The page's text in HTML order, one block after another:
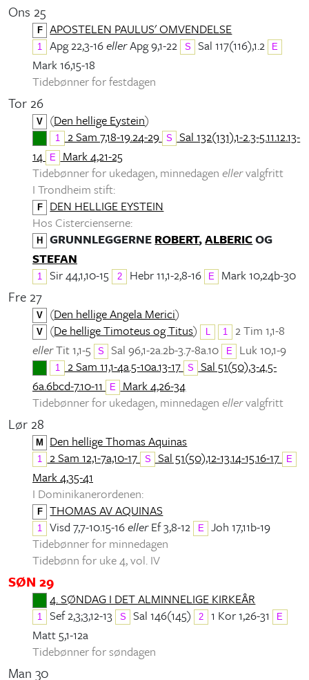
Ons 25
F APOSTELEN PAULUS' OMVENDELSE
1 Apg 22,3-16ellerApg 9,1-22 S Sal 117(116),1.2 E
Mark 16,15-18
Tidebønner for festdagen
Tor 26
V (Den hellige Eystein)
1 2 Sam 7,18-19.24-29 S
Sal 132(131),1-2.3-5.11.12.13-
14
E
Mark 4,21-25
Tidebønner for ukedagen, minnedagen ellervalgfritt
I Trondheim stift:
F
DEN HELLIGE EYSTEIN
Hos Cistercienserne:
H GRUNNLEGGERNE ROBERT,ALBERICOG
STEFAN
1 Sir 44,1,10-15 2 Hebr 11,1-2,8-16 E Mark 10,24b-30
Fre 27
V (Den hellige Angela Merici)
V (De hellige Timoteus og Titus) L 1
2 Tim 1,1-8
ellerTit 1,1-5 S Sal 96,1-2a.2b-3.7-8a.10 E Luk 10,1-9
1 2 Sam 11,1-4a.5-10a.13-17 S
Sal 51(50),3-4.5-
6a.6bcd-7.10-11
E
Mark 4,26-34
Tidebønner for ukedagen, minnedagen ellervalgfritt
Lør 28
M Den hellige Thomas Aquinas
1 2 Sam 12,1-7a,10-17 S Sal 51(50),12-13.14-15.16-17 E
Mark 4,35-41
I Dominikanerordenen:
F THOMAS AV AQUINAS
1 Visd 7,7-10.15-16ellerEf 3,8-12 E Joh 17,11b-19
Tidebønner for minnedagen
Tidebønn for uke 4, vol. IV
SØN 29
4. SØNDAG I DET ALMINNELIGE KIRKEÅR
1 Sef 2,3;3,12-13 S Sal 146(145) 2 1 Kor 1,26-31 E
Matt 5,1-12a
Tidebønner for søndagen
Man 30